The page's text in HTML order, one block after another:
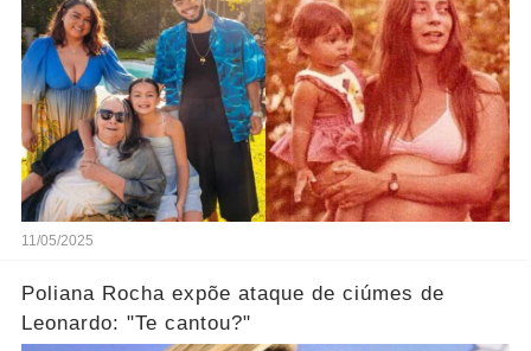
11/05/2025
Poliana Rocha expõe ataque de ciúmes de
Leonardo: "Te cantou?"